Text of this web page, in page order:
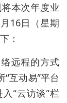
本次年度业
16日（星期
：
远程的方式
互动易”平台
“云访谈”栏